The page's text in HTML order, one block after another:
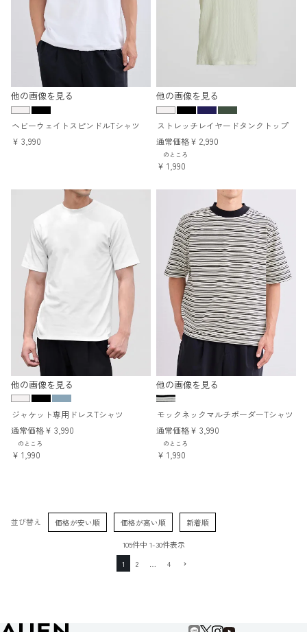
他の画像を見る
ヘビーウェイトスピンドルTシャツ
¥ 3,990
他の画像を見る
ストレッチレイヤードタンクトップ
通常価格¥ 2,990
のところ
¥ 1,990
他の画像を見る
ジャケット専用ドレスTシャツ
通常価格¥ 3,990
のところ
¥ 1,990
他の画像を見る
モックネックマルチボーダーTシャツ
通常価格¥ 3,990
のところ
¥ 1,990
並び替え 価格が安い順 価格が高い順
新着順
105件中 1-30件表示
1
2 4